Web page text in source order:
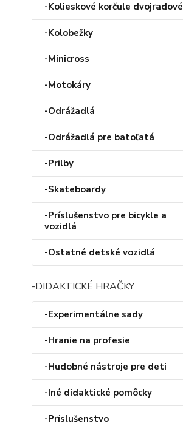
-Kolieskové korčule dvojradové
-Kolobežky
-Minicross
-Motokáry
-Odrážadlá
-Odrážadlá pre batoľatá
-Prilby
-Skateboardy
-Príslušenstvo pre bicykle a
vozidlá
-Ostatné detské vozidlá
-DIDAKTICKÉ HRAČKY
-Experimentálne sady
-Hranie na profesie
-Hudobné nástroje pre deti
-Iné didaktické pomôcky
-Príslušenstvo